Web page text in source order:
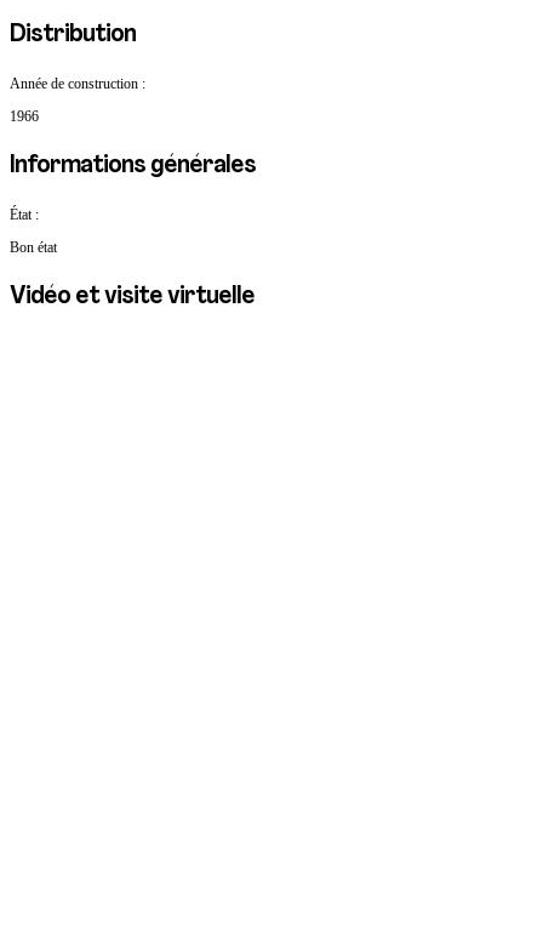
Distribution
Année de construction :
1966
Informations générales
État :
Bon état
Vidéo et visite virtuelle